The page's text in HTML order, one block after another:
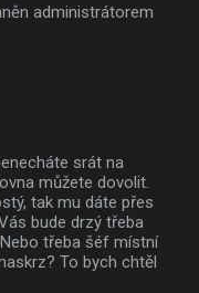
administrátorem
srát na
můžete dovolit.
tak mu dáte přes
bude drzý třeba
třeba šéf místní
To bych chtěl